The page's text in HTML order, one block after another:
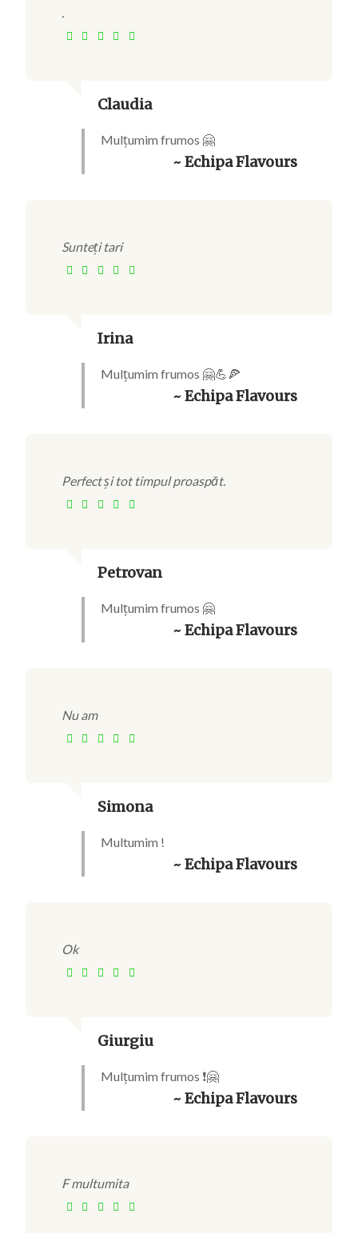
Claudia
Mulțumim frumos 🤗
~ Echipa Flavours
Sunteți tari
Irina
Mulțumim frumos 🤗💪🍕
~ Echipa Flavours
Perfect și tot timpul proaspăt.
Petrovan
Mulțumim frumos 🤗
~ Echipa Flavours
Nu am
Simona
Multumim !
~ Echipa Flavours
Ok
Giurgiu
Mulțumim frumos ❗🤗
~ Echipa Flavours
F multumita